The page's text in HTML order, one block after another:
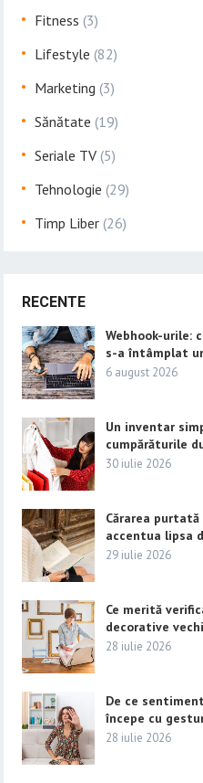
Fitness (3)
Lifestyle (82)
Marketing (3)
Sănătate (19)
Seriale TV (5)
Tehnologie (29)
Timp Liber (26)
RECENTE
Webhook-urile:
s-a întâmplat
6 august 2026
Un inventar
cumpărăturile
30 iulie 2026
Cărarea
accentua lipsa
29 iulie 2026
Ce merită
decorative vechi
28 iulie 2026
De ce
începe cu
28 iulie 2026